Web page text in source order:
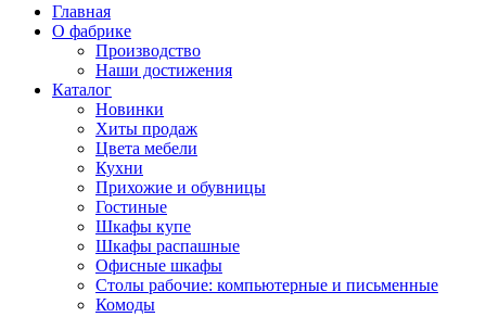
Главная
О фабрике
Производство
Наши достижения
Каталог
Новинки
Хиты продаж
Цвета мебели
Кухни
Прихожие и обувницы
Гостиные
Шкафы купе
Шкафы распашные
Офисные шкафы
Столы рабочие: компьютерные и письменные
Комоды